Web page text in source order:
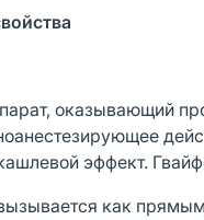
оказывающий
эффект.
как